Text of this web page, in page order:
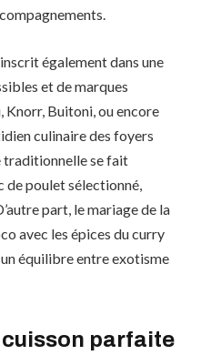
également dans une
et de marques
Buitoni, ou encore
culinaire des foyers
traditionnelle se fait
de poulet sélectionné,
part, le mariage de la
avec les épices du curry
équilibre entre exotisme
cuisson parfaite